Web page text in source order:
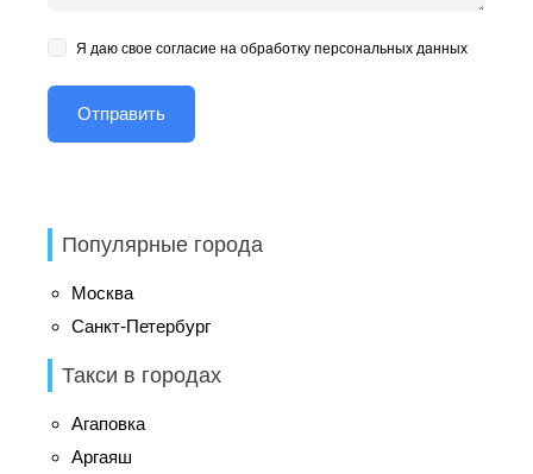
Я даю свое согласие на обработку персональных данных
Популярные города
Москва
Санкт-Петербург
Такси в городах
Агаповка
Аргаяш